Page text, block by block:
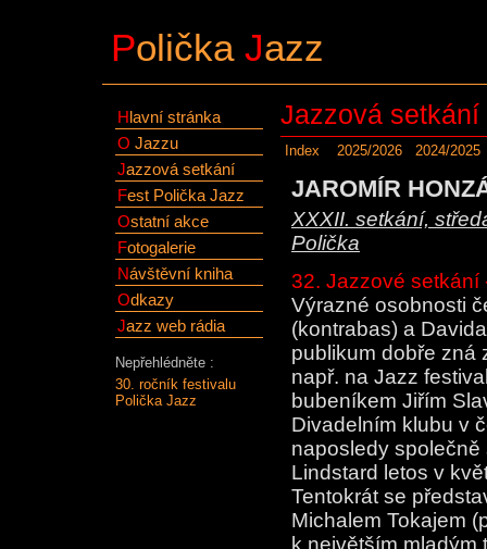
Polička Jazz
Hlavní stránka
O Jazzu
Jazzová setkání
Fest Polička Jazz
Ostatní akce
Fotogalerie
Návštěvní kniha
Odkazy
Jazz web rádia
Nepřehlédněte :
30. ročník festivalu
Polička Jazz
Jazzová setkání
Index 2025/2026 2024/2025
JAROMÍR
XXXII. setkání,
Polička
32. Jazzové setkání
Výrazné osobnosti
(kontrabas) a
publikum dobře zná
např. na Jazz
bubeníkem Jiřím
Divadelním klubu v
naposledy
Lindstard letos v
Tentokrát se
Michalem Tokajem
k největším mladým